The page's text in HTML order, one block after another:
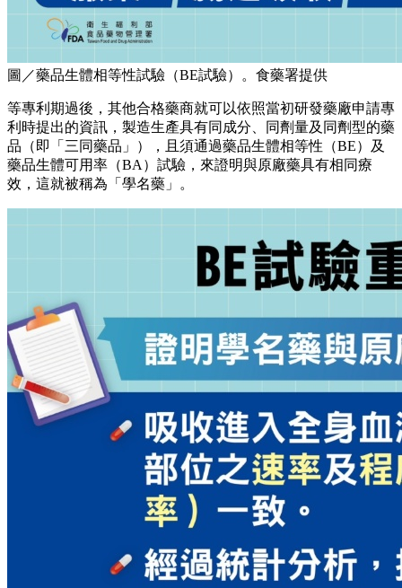
圖／藥品生體相等性試驗（BE試驗）。食藥署提供
等專利期過後，其他合格藥商就可以依照當初研發藥廠申請專
利時提出的資訊，製造生產具有同成分、同劑量及同劑型的藥
品（即「三同藥品」），且須通過藥品生體相等性（BE）及
藥品生體可用率（BA）試驗，來證明與原廠藥具有相同療
效，這就被稱為「學名藥」。